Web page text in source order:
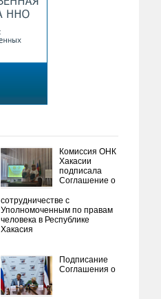
Комиссия ОНК
Хакасии
подписала
Соглашение о
сотрудничестве с
Уполномоченным по правам
человека в Республике
Хакасия
Подписание
Соглашения о